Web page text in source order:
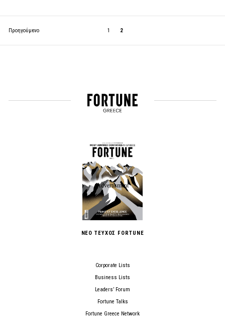
Προηγούμενο 1 2
ΝΕΟ ΤΕΥΧΟΣ FORTUNE
Corporate Lists
Business Lists
Leaders’ Forum
Fortune Talks
Fortune Greece Network